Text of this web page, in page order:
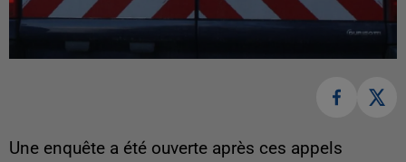
Une enquête a été ouverte après ces appels